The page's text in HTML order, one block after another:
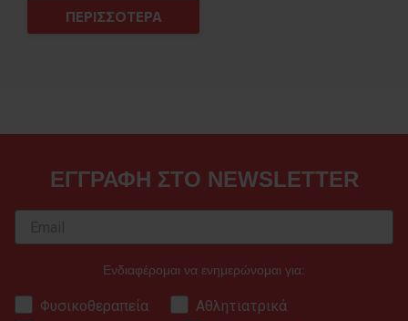
ΠΕΡΙΣΣΟΤΕΡΑ
ΕΓΓΡΑΦΗ ΣΤΟ NEWSLETTER
Ενδιαφέρομαι να ενημερώνομαι για:
Φυσικοθεραπεία
Αθλητιατρικά